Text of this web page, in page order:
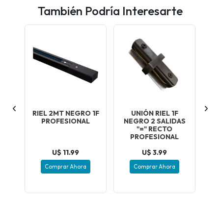
También Podría Interesarte
RIEL 2MT NEGRO 1F
PROFESIONAL
U$ 11.99
Comprar Ahora
UNIÓN RIEL 1F
NEGRO 2 SALIDAS
"=" RECTO
PROFESIONAL
U$ 3.99
Comprar Ahora